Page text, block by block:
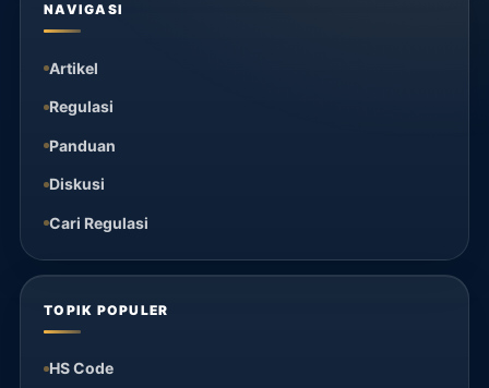
NAVIGASI
Artikel
Regulasi
Panduan
Diskusi
Cari Regulasi
TOPIK POPULER
HS Code